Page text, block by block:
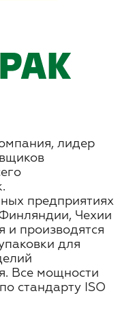
лидер
предприятиях
Чехии
и производятся
для
Все мощности
стандарту ISO